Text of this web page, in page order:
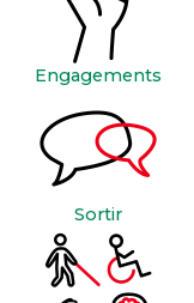
Engagements
Sortir